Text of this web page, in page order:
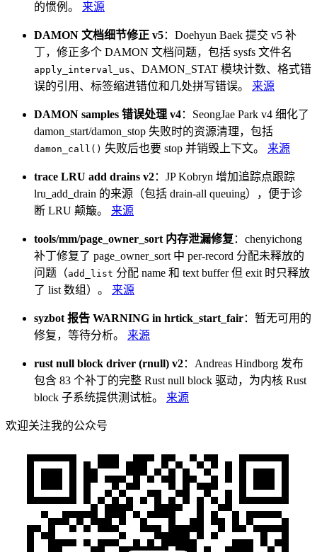
的惯例。 来源
DAMON 文档细节修正 v5：Doehyun Baek 提交 v5 补
丁，修正多个 DAMON 文档问题，包括 sysfs 文件名
apply_interval_us、DAMON_STAT 模块计数、格式错
误的引用、标签缩进错位和几处拼写错误。 来源
DAMON samples 错误处理 v4：SeongJae Park v4 细化了
damon_start/damon_stop 失败时的资源清理，包括
damon_call() 失败后也要 stop 并销毁上下文。 来源
trace LRU add drains v2：JP Kobryn 增加追踪点跟踪
lru_add_drain 的来源（包括 drain-all queuing），便于诊
断 LRU 颠簸。 来源
tools/mm/page_owner_sort 内存泄漏修复 ：chenyichong
补丁修复了 page_owner_sort 中 per-record 分配未释放的
问题（add_list 分配 name 和 text buffer 但 exit 时只释放
了 list 数组）。 来源
syzbot 报告 WARNING in hrtick_start_fair：暂无可用的
修复，等待分析。 来源
rust null block driver (rnull) v2：Andreas Hindborg 发布
包含 83 个补丁的完整 Rust null block 驱动，为内核 Rust
block 子系统提供测试桩。 来源
欢迎关注我的公众号